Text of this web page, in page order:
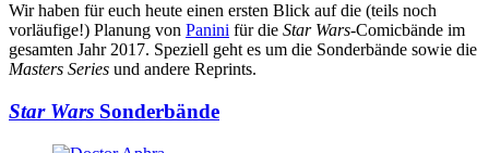
Wir haben für euch heute einen ersten Blick auf die (teils noch
vorläufige!) Planung von Panini für die Star Wars-Comicbände im
gesamten Jahr 2017. Speziell geht es um die Sonderbände sowie die
Masters Series und andere Reprints.
Star Wars Sonderbände